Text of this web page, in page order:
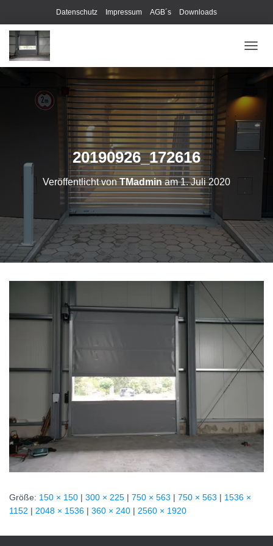
Datenschutz Impressum AGB´s Downloads
A
A
T
O
A
T
E
20190926_172616
Veröffentlicht vonTMadminam1. Juli 2020
Größe: 150 × 150 | 300 × 225 | 750 × 563 | 750 × 563 | 1536 ×
1152 | 2048 × 1536 | 360 × 240 | 2560 × 1920